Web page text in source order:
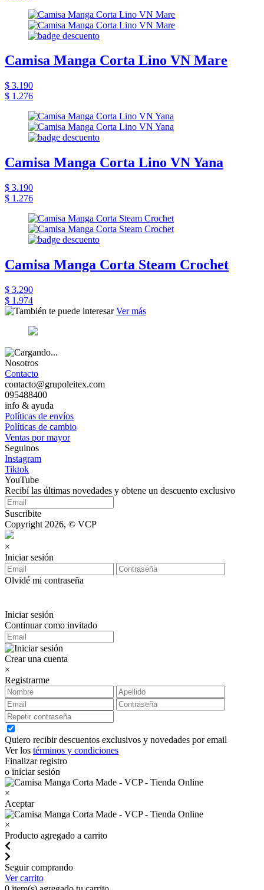
Camisa Manga Corta Lino VN Mare
$ 3.190
$ 1.276
Camisa Manga Corta Lino VN Yana
$ 3.190
$ 1.276
Camisa Manga Corta Steam Crochet
$ 3.290
$ 1.974
Ver más
Nosotros
Contacto
contacto@grupoleitex.com
095488400
info & ayuda
Políticas de envíos
Políticas de cambio
Ventas por mayor
Seguinos
Instagram
Tiktok
YouTube
Recibí las últimas novedades y obtene un descuento exclusivo
Suscribite
Copyright 2026, © VCP
×
Iniciar sesión
Olvidé mi contraseña
Iniciar sesión
Continuar como invitado
Crear una cuenta
×
Registrarme
Quiero recibir descuentos exclusivos y novedades por email
Ver los términos y condiciones
Finalizar registro
o iniciar sesión
×
Aceptar
×
Producto agregado a carrito
Seguir comprando
Ver carrito